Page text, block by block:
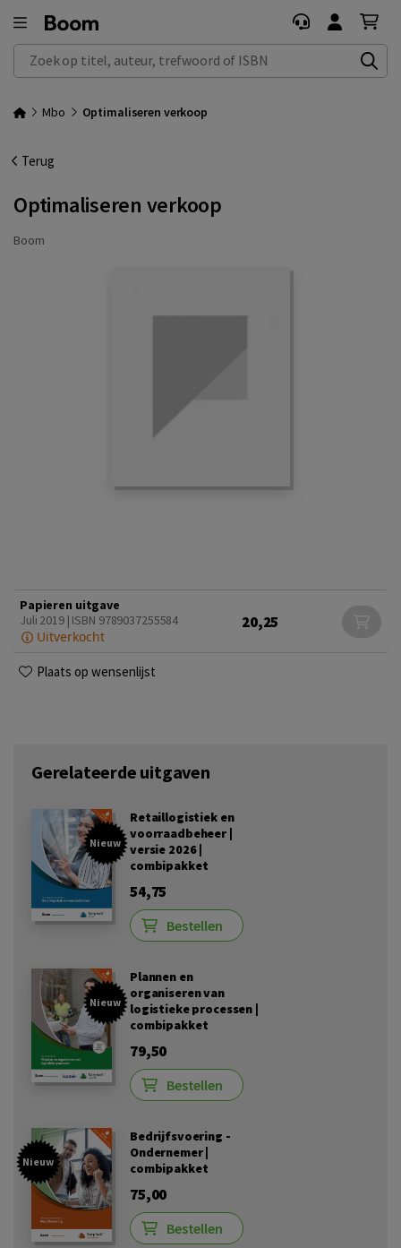
Zoek op titel, auteur, trefwoord of ISBN
Mbo Optimaliseren verkoop
Terug
Optimaliseren verkoop
Boom
Papieren uitgave
Juli 2019 | ISBN 9789037255584
Uitverkocht
20,25
Plaats op wensenlijst
Gerelateerde uitgaven
Nieuw
Retaillogistiek en
voorraadbeheer |
versie 2026 |
combipakket
54,75
Bestellen
Nieuw
Plannen en
organiseren van
logistieke processen |
combipakket
79,50
Bestellen
Nieuw
Bedrijfsvoering -
Ondernemer |
combipakket
75,00
Bestellen